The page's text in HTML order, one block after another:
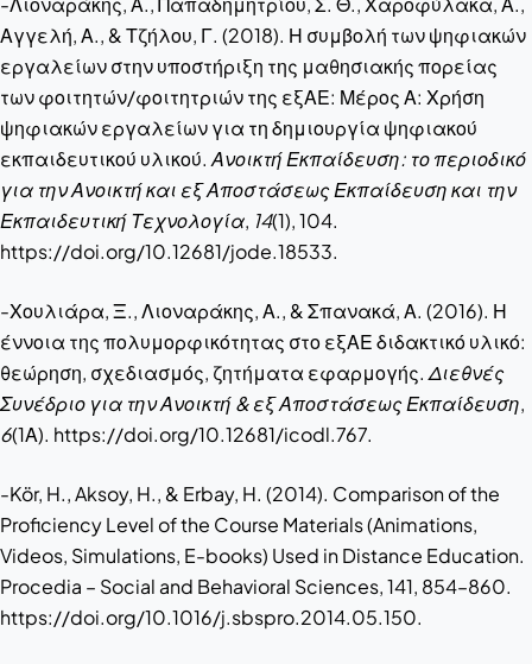
Αγγελή, Α., & Τζήλου, Γ. (2018). Η συμβολή των ψηφιακών
εργαλείων στην υποστήριξη της μαθησιακής πορείας
των φοιτητών/φοιτητριών της εξΑΕ: Μέρος Α: Χρήση
ψηφιακών εργαλείων για τη δημιουργία ψηφιακού
εκπαιδευτικού υλικού. Ανοικτή Εκπαίδευση: το περιοδικό
για την Ανοικτή και εξ Αποστάσεως Εκπαίδευση και την
Εκπαιδευτική Τεχνολογία, 14(1), 104.
https://doi.org/10.12681/jode.18533.
-Χουλιάρα, Ξ., Λιοναράκης, Α., & Σπανακά, Α. (2016). Η
έννοια της πολυμορφικότητας στο εξΑΕ διδακτικό υλικό:
θεώρηση, σχεδιασμός, ζητήματα εφαρμογής. Διεθνές
Συνέδριο για την Ανοικτή & εξ Αποστάσεως Εκπαίδευση,
6(1Α). https://doi.org/10.12681/icodl.767.
-Kör, H., Aksoy, H., & Erbay, H. (2014). Comparison of the
Proficiency Level of the Course Materials (Animations,
Videos, Simulations, E-books) Used in Distance Education.
Procedia – Social and Behavioral Sciences, 141, 854–860.
https://doi.org/10.1016/j.sbspro.2014.05.150.